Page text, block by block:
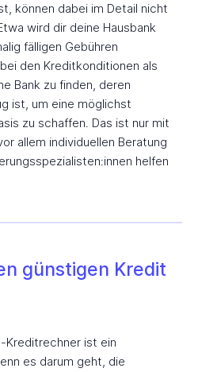
können dabei im Detail nicht
wird dir deine Hausbank
fälligen Gebühren
den Kreditkonditionen als
Bank zu finden, deren
ist, um eine möglichst
zu schaffen. Das ist nur mit
allem individuellen Beratung
helfen
günstigen Kredit
Kreditrechner ist ein
es darum geht, die